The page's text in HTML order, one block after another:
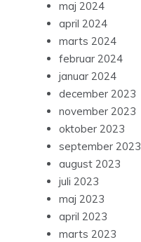
maj 2024
april 2024
marts 2024
februar 2024
januar 2024
december 2023
november 2023
oktober 2023
september 2023
august 2023
juli 2023
maj 2023
april 2023
marts 2023